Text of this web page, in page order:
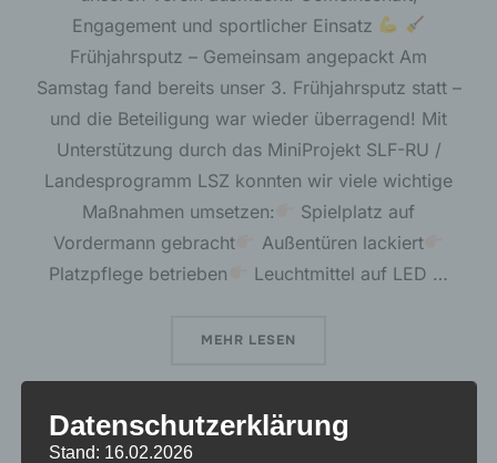
Engagement und sportlicher Einsatz
Frühjahrsputz – Gemeinsam angepackt Am
Samstag fand bereits unser 3. Frühjahrsputz statt –
und die Beteiligung war wieder überragend! Mit
Unterstützung durch das MiniProjekt SLF-RU /
Landesprogramm LSZ konnten wir viele wichtige
Maßnahmen umsetzen:
Spielplatz auf
Vordermann gebracht
Außentüren lackiert
Platzpflege betrieben
Leuchtmittel auf LED …
MEHR ÜBER „SSV WOCHENENDE –
LESEN
Datenschutzerklärung
Stand: 16.02.2026